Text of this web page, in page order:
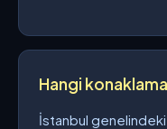
Hangi
İstanbul